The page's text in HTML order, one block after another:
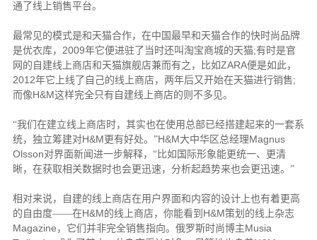
通了线上销售平台。
最常见的模式是和天猫合作，在中国最早和天猫合作的快时尚品牌
是优衣库， 2009年它便进驻了当时还叫淘宝商城的天猫;有时是官
网的自建线上商店和天猫旗舰店兼而有之，比如ZARA便是如此，
2012年它上线了自己的线上商店，两年后又开始在天猫进行销售;
而像H&M这样完全只有自建线上商店的则不多见。
“我们在建立线上商店时，其实也在使用总部已经搭建起来的一套系
统，独立筹建对H&M 更有好处。”H&M大中华区总经理Magnus
Olsson对界面新闻进一步解释，“比如国际形象能更统一、更清
晰，在获取相关数据时也会更迅速，分析起趋势来也会更迅速。”
相对来说，自建的线上商店在用户界面和内容的设计上也有着更高
的自由度——在H&M的线上商店，你能看到 H&M策划的线上杂志
Magazine ，它们并非完全销售指向。俄罗斯时尚博主Musia